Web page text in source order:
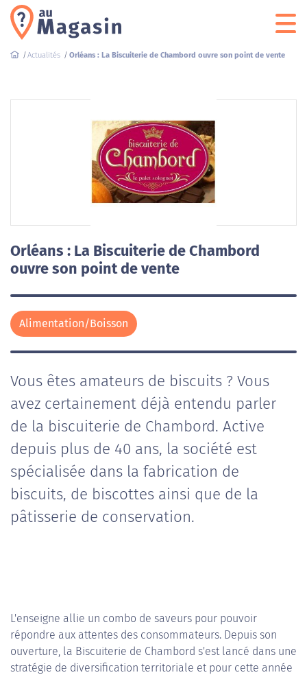
Actualités Orléans : La Biscuiterie de Chambord ouvre son point de vente
Orléans : La Biscuiterie de Chambord
ouvre son point de vente
Alimentation/Boisson
Vous êtes amateurs de biscuits ? Vous
avez certainement déjà entendu parler
de la biscuiterie de Chambord. Active
depuis plus de 40 ans, la société est
spécialisée dans la fabrication de
biscuits, de biscottes ainsi que de la
pâtisserie de conservation.
L'enseigne allie un combo de saveurs pour pouvoir
répondre aux attentes des consommateurs. Depuis son
ouverture, la Biscuiterie de Chambord s'est lancé dans une
stratégie de diversification territoriale et pour cette année